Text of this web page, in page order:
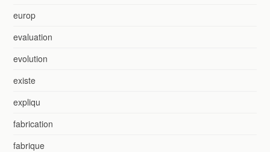
europ
evaluation
evolution
existe
expliqu
fabrication
fabrique